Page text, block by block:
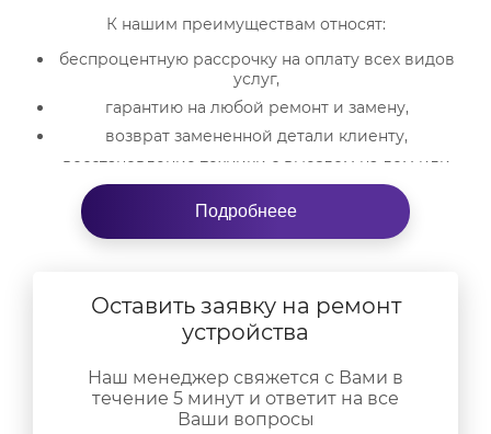
К нашим преимуществам относят:
беспроцентную рассрочку на оплату всех видов
услуг,
гарантию на любой ремонт и замену,
возврат замененной детали клиенту,
восстановление техники с выездом на дом или
офис клиента.
Обращайтесь к нам с любой проблемой iPad Mini:
от неработающей кнопки до сбоя в ПО. Мы решим
по вашему адресу.
Подробнеее
Оставить заявку на ремонт
устройства
Наш менеджер свяжется с Вами в
течение 5 минут и ответит на все
Ваши вопросы